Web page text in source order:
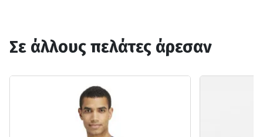
Σε άλλους πελάτες άρεσαν